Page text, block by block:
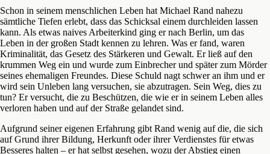
Schon in seinem menschlichen Leben hat Michael Rand nahezu
sämtliche Tiefen erlebt, dass das Schicksal einem durchleiden lassen
kann. Als etwas naives Arbeiterkind ging er nach Berlin, um das
Leben in der großen Stadt kennen zu lehren. Was er fand, waren
Kriminalität, das Gesetz des Stärkeren und Gewalt. Er ließ auf den
krummen Weg ein und wurde zum Einbrecher und später zum Mörder
seines ehemaligen Freundes. Diese Schuld nagt schwer an ihm und er
wird sein Unleben lang versuchen, sie abzutragen. Sein Weg, dies zu
tun? Er versucht, die zu Beschützen, die wie er in seinem Leben alles
verloren haben und auf der Straße gelandet sind.
Aufgrund seiner eigenen Erfahrung gibt Rand wenig auf die, die sich
auf Grund ihrer Bildung, Herkunft oder ihrer Verdienstes für etwas
Besseres halten – er hat selbst gesehen, wozu der Abstieg einen